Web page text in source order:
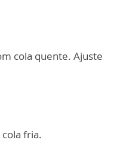
cola quente. Ajuste
fria.